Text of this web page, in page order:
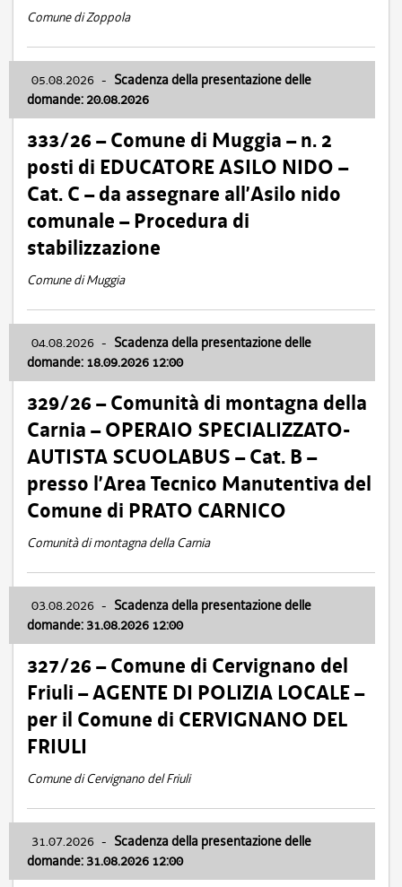
Comune di Zoppola
05.08.2026 - Scadenza della presentazione delle
domande: 20.08.2026
333/26 – Comune di Muggia – n. 2
posti di EDUCATORE ASILO NIDO –
Cat. C – da assegnare all’Asilo nido
comunale – Procedura di
stabilizzazione
Comune di Muggia
04.08.2026 - Scadenza della presentazione delle
domande: 18.09.2026 12:00
329/26 – Comunità di montagna della
Carnia – OPERAIO SPECIALIZZATO-
AUTISTA SCUOLABUS – Cat. B –
presso l’Area Tecnico Manutentiva del
Comune di PRATO CARNICO
Comunità di montagna della Carnia
03.08.2026 - Scadenza della presentazione delle
domande: 31.08.2026 12:00
327/26 – Comune di Cervignano del
Friuli – AGENTE DI POLIZIA LOCALE –
per il Comune di CERVIGNANO DEL
FRIULI
Comune di Cervignano del Friuli
31.07.2026 - Scadenza della presentazione delle
domande: 31.08.2026 12:00